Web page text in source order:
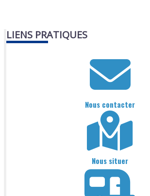
LIENS PRATIQUES
Nous contacter
Nous situer